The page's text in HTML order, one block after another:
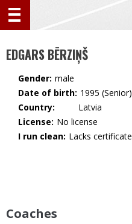
EDGARS BĒRZIŅŠ
Gender: male
Date of birth: 1995 (Senior)
Country:
🇱🇻 Latvia
License: No license
I run clean: Lacks certificate
Coaches